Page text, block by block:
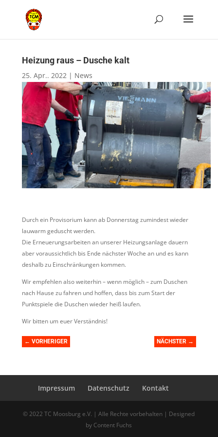
Heizung raus – Dusche kalt
25. Apr.. 2022| News
Durch ein Provisorium kann ab Donnerstag zumindest wieder
lauwarm geduscht werden.
Die Erneuerungsarbeiten an unserer Heizungsanlage dauern
aber voraussichtlich bis Ende nächster Woche an und es kann
deshalb zu Einschränkungen kommen.
Wir empfehlen also weiterhin – wenn möglich – zum Duschen
nach Hause zu fahren und hoffen, dass bis zum Start der
Punktspiele die Duschen wieder heiß laufen.
Wir bitten um euer Verständnis!
← VORHERIGER NÄCHSTER →
Impressum Datenschutz Kontakt
© 2022 TC Moosburg e.V. | Alle Rechte vorbehalten | Designed
by Content Fuchs